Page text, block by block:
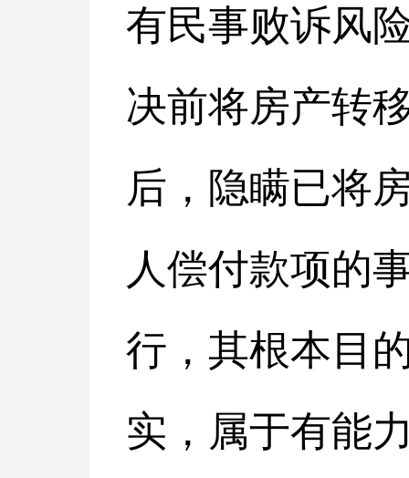
有民事败诉风
决前将房产转
后，隐瞒已将
人偿付款项的
行，其根本目
实，属于有能